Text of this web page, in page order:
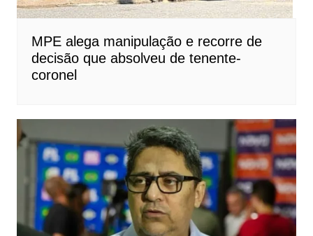
MPE alega manipulação e recorre de
decisão que absolveu de tenente-
coronel